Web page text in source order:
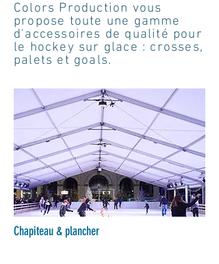
Colors Production vous
propose toute une gamme
d'accessoires de qualité pour
le hockey sur glace : crosses,
palets et goals.
Chapiteau & plancher